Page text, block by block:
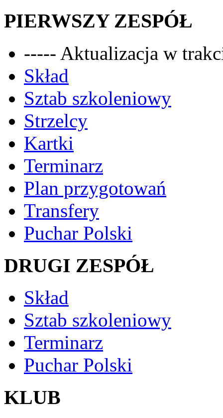
PIERWSZY ZESPÓŁ
----- Aktualizacja w
Skład
Sztab szkoleniowy
Strzelcy
Kartki
Terminarz
Plan przygotowań
Transfery
Puchar Polski
DRUGI ZESPÓŁ
Skład
Sztab szkoleniowy
Terminarz
Puchar Polski
KLUB